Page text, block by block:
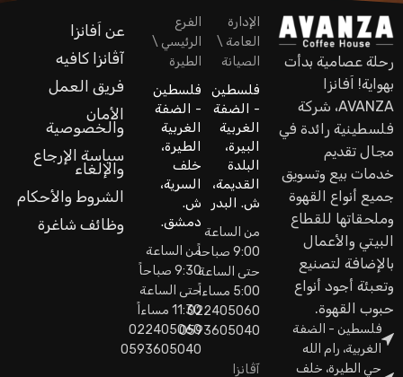
رحلة عصامية بدأت
بهواية! اَفانزا
AVANZA، شركة
فلسطينية رائدة في
مجال تقديم
خدمات بيع وتسويق
جميع أنواع القهوة
وملحقاتها للقطاع
البيتي والأعمال
بالإضافة لتصنيع
وتعبئة أجود أنواع
حبوب القهوة.
فلسطين - الضفة
الغربية، رام الله
حي الطيرة، خلف
الإدارة
العامة \
الصيانة
فلسطين
- الضفة
الغربية
البيرة،
البلدة
القديمة،
ش. البدر
من الساعة
9:00 صباحاً
حتى الساعة
5:00 مساءاً
022405060
0593605040
الفرع
الرئيسي \
الطيرة
فلسطين
- الضفة
الغربية
الطيرة،
خلف
السرية،
ش.
دمشق.
من الساعة
9:30 صباحاً
حتى الساعة
11:30 مساءاً
022405060
0593605040
آڤانزا
عن اَفانزا
آڤانزا كافيه
فريق العمل
الأمان
والخصوصية
سياسة الإرجاع
والإلغاء
الشروط والأحكام
وظائف شاغرة